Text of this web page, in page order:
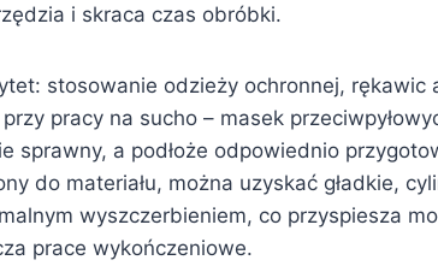
i skraca czas obróbki.
stosowanie odzieży ochronnej, rękawic
pracy na sucho – masek
sprawny, a podłoże odpowiednio
do materiału, można uzyskać gładkie,
wyszczerbieniem, co przyspiesza
prace wykończeniowe.